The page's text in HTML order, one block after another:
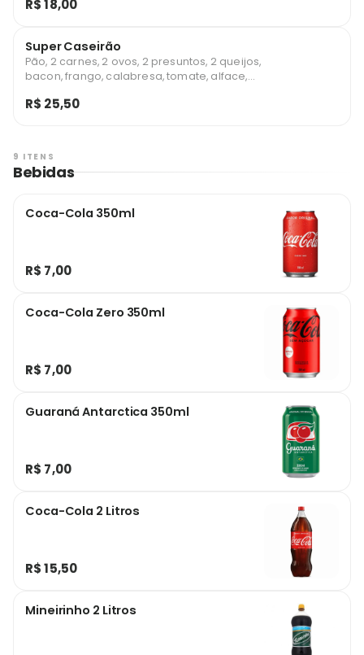
R$ 18,00
Super Caseirão
Pão, 2 carnes, 2 ovos, 2 presuntos, 2 queijos,
bacon, frango, calabresa, tomate, alface,
cheese e cheddar)
R$ 25,50
9 ITENS
Bebidas
Coca-Cola 350ml
R$ 7,00
Coca-Cola Zero 350ml
R$ 7,00
Guaraná Antarctica 350ml
R$ 7,00
Coca-Cola 2 Litros
R$ 15,50
Mineirinho 2 Litros